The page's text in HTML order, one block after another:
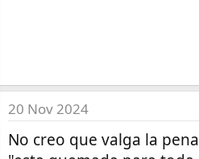
20 Nov 2024
No creo que valga la